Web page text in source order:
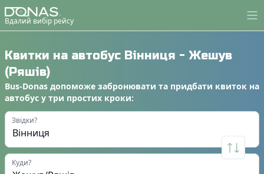
Вдалий вибір рейсу
Квитки на автобус Вінниця - Жешув
(Ряшів)
Bus-Donas допоможе забронювати та придбати квиток на
автобус у три простих кроки:
Звідки?
Куди?